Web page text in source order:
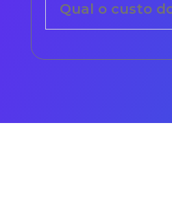
Qual o custo